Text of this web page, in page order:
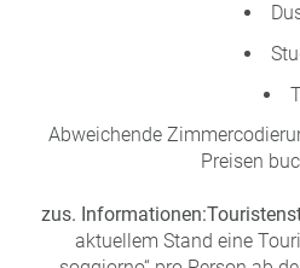
Abweichende
Preisen
zus. Informationen:
aktuellem Stand eine